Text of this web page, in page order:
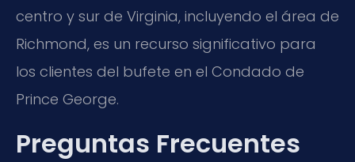
centro y sur de Virginia, incluyendo el área de
Richmond, es un recurso significativo para
los clientes del bufete en el Condado de
Prince George.
Preguntas Frecuentes